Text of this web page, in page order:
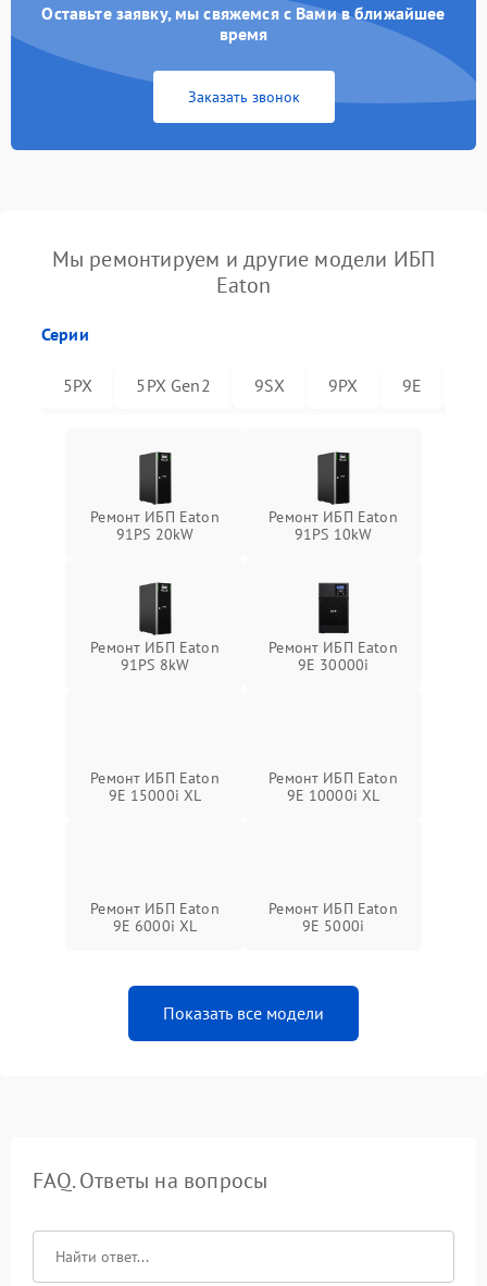
Оставьте заявку, мы свяжемся с Вами в ближайшее
время
Заказать звонок
Мы ремонтируем и другие модели ИБП
Eaton
Серии
5PX 5PX Gen2 9SX 9PX 9E
Ремонт ИБП Eaton
91PS 20kW
Ремонт ИБП Eaton
91PS 10kW
Ремонт ИБП Eaton
91PS 8kW
Ремонт ИБП Eaton
9E 30000i
Ремонт ИБП Eaton
9E 15000i XL
Ремонт ИБП Eaton
9E 10000i XL
Ремонт ИБП Eaton
9E 6000i XL
Ремонт ИБП Eaton
9E 5000i
Показать все модели
FAQ. Ответы на вопросы